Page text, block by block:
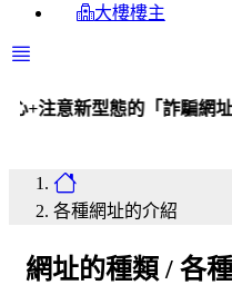
大樓樓主
態的「詐騙網址」......
各種網址的介紹
網址的種類 / 各